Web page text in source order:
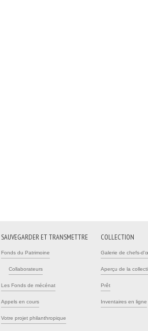
SAUVEGARDER ET TRANSMETTRE
Fonds du Patrimoine
Collaborateurs
Les Fonds de mécénat
Appels en cours
Votre projet philanthropique
COLLECTION
Galerie de chefs-
Aperçu de la
Prêt
Inventaires en ligne